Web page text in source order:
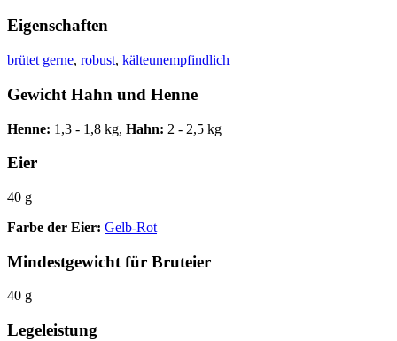
Eigenschaften
brütet gerne, robust, kälteunempfindlich
Gewicht Hahn und Henne
Henne: 1,3 - 1,8 kg, Hahn: 2 - 2,5 kg
Eier
40 g
Farbe der Eier: Gelb-Rot
Mindestgewicht für Bruteier
40 g
Legeleistung